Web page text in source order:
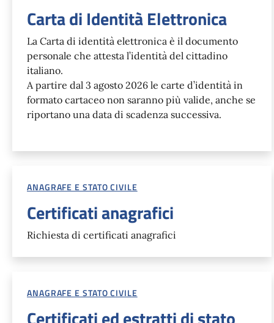
Carta di Identità Elettronica
La Carta di identità elettronica è il documento
personale che attesta l’identità del cittadino
italiano.
A partire dal 3 agosto 2026 le carte d’identità in
formato cartaceo non saranno più valide, anche se
riportano una data di scadenza successiva.
ANAGRAFE E STATO CIVILE
Certificati anagrafici
Richiesta di certificati anagrafici
ANAGRAFE E STATO CIVILE